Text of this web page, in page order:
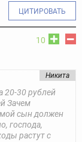
ЦИТИРОВАТЬ
10
Никита
20-30 рублей
Зачем
мой сын должен
господа,
растут с